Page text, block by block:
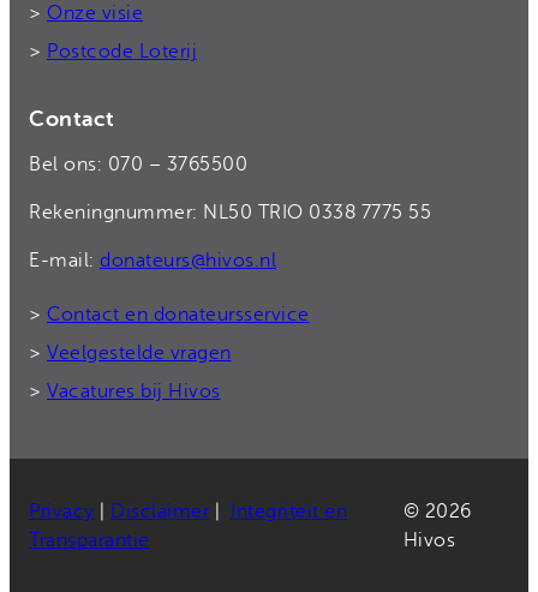
> Onze visie
> Postcode Loterij
Contact
Bel ons: 070 – 3765500
Rekeningnummer: NL50 TRIO 0338 7775 55
E-mail: donateurs@hivos.nl
> Contact en donateursservice
> Veelgestelde vragen
> Vacatures bij Hivos
Privacy Disclaimer|
Integriteit en
Transparantie
© 2026
Hivos